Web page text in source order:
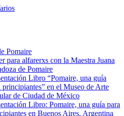
Pomaire
para alfarerxs con la Maestra Juana
de Pomaire
Libro “Pomaire, una guía
principiantes” en el Museo de Arte
de Ciudad de México
Libro: Pomaire, una guía para
en Buenos Aires, Argentina